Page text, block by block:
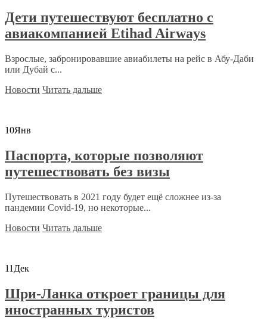
Дети путешествуют бесплатно с
авиакомпанией Etihad Airways
Взрослые, забронировавшие авиабилеты на рейс в Абу-Даби
или Дубай с...
Новости Читать дальше
10Янв
Паспорта, которые позволяют
путешествовать без визы
Путешествовать в 2021 году будет ещё сложнее из-за
пандемии Covid-19, но некоторые...
Новости Читать дальше
11 Дек
Шри-Ланка откроет границы для
иностранных туристов